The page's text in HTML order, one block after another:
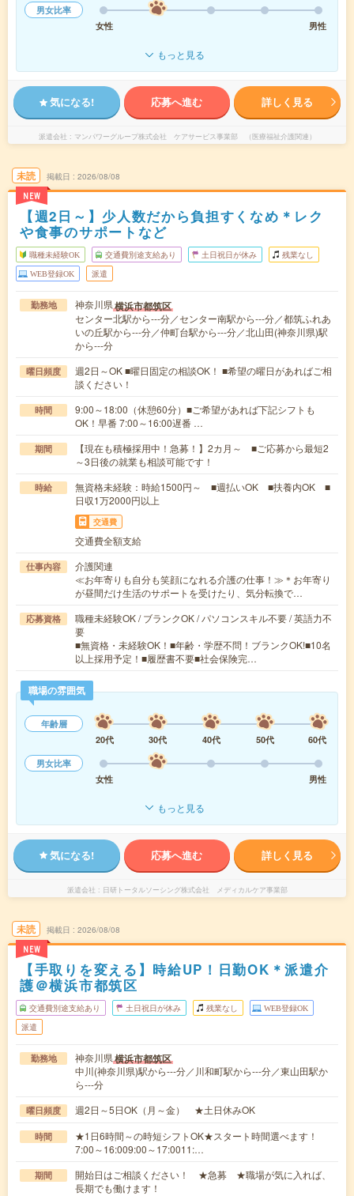
男女比率
女性
男性
もっと見る
気になる! 応募へ進む 詳しく見る
派遣会社 マンパワーグループ株式会社 ケアサービス事業部 （医療福祉介護関連）
未読
NEW
掲載日 2026/08/08
【週2日～】少人数だから負担すくなめ＊レク
や食事のサポートなど
職種未経験OK 交通費別途支給あり 土日祝日が休み 残業なし
WEB登録OK 派遣
勤務地 神奈川県横浜市都筑区
センター北駅から---分／センター南駅から---分／都筑ふれあ
いの丘駅から---分／仲町台駅から---分／北山田(神奈川県)駅
から---分
曜日頻度
週2日～OK ■曜日固定の相談OK！ ■希望の曜日があればご相
談ください！
時間
9:00～18:00（休憩60分）■ご希望があれば下記シフトも
OK！早番 7:00～16:00遅番 …
期間
【現在も積極採用中！急募！】2カ月～ ■ご応募から最短2
～3日後の就業も相談可能です！
時給
無資格未経験：時給1500円～ ■週払いOK ■扶養内OK ■
日収1万2000円以上
交通費
交通費全額支給
仕事内容
介護関連
≪お年寄りも自分も笑顔になれる介護の仕事！≫＊お年寄り
が昼間だけ生活のサポートを受けたり、気分転換で…
応募資格
職種未経験OK / ブランクOK / パソコンスキル不要 / 英語力不
要
■無資格・未経験OK！■年齢・学歴不問！ブランクOK!■10名
以上採用予定！■履歴書不要■社会保険完…
職場の雰囲気
年齢層
20代
30代 40代 50代
60代
男女比率
女性
男性
もっと見る
気になる! 応募へ進む 詳しく見る
派遣会社 日研トータルソーシング株式会社 メディカルケア事業部
未読
NEW
掲載日 2026/08/08
【手取りを変える】時給UP！日勤OK＊派遣介
護＠横浜市都筑区
交通費別途支給あり 土日祝日が休み 残業なし WEB登録OK
派遣
勤務地 神奈川県横浜市都筑区
中川(神奈川県)駅から---分／川和町駅から---分／東山田駅か
ら---分
曜日頻度 週2日～5日OK（月～金） ★土日休みOK
時間
★1日6時間～の時短シフトOK★スタート時間選べます！
7:00～16:009:00～17:0011:…
期間
開始日はご相談ください！ ★急募 ★職場が気に入れば、
長期でも働けます！